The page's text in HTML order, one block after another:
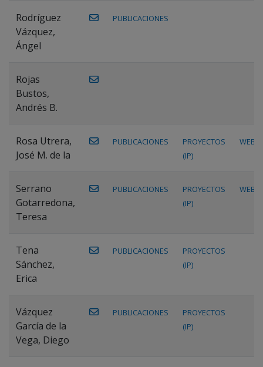
Rodríguez
Vázquez,
Ángel
PUBLICACIONES
Rojas
Bustos,
Andrés B.
Rosa Utrera,
José M. de la
PUBLICACIONES
PROYECTOS
(IP)
WEB
Serrano
Gotarredona,
Teresa
PUBLICACIONES
PROYECTOS
(IP)
WEB
Tena
Sánchez,
Erica
PUBLICACIONES
PROYECTOS
(IP)
Vázquez
García de la
Vega, Diego
PUBLICACIONES
PROYECTOS
(IP)